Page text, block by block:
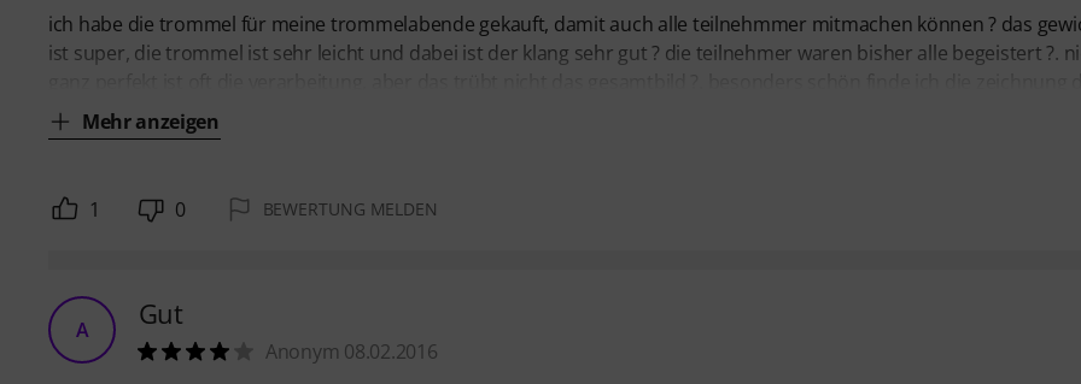
ich habe die trommel für meine trommelabende gekauft, damit auch alle teilnehmmer mitmachen können ? das
ist super, die trommel ist sehr leicht und dabei ist der klang sehr gut ? die teilnehmer waren bisher alle begeistert ?.
Mehr anzeigen
1 0 BEWERTUNG MELDEN
A Gut
Anonym 08.02.2016